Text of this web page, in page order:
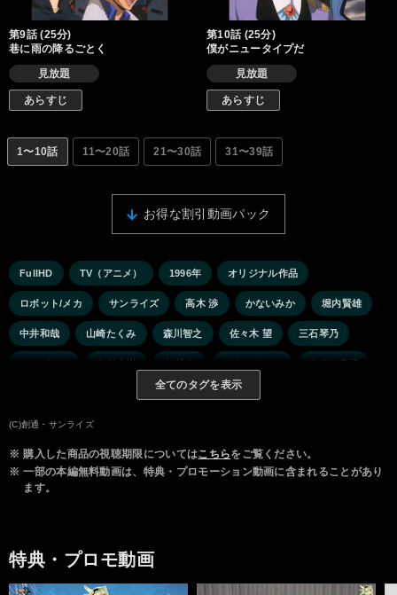
第9話 (25分)
巷に雨の降るごとく
見放題
あらすじ
第10話 (25分)
僕がニュータイプだ
見放題
あらすじ
1〜10話 11〜20話 21〜30話 31〜39話
お得な割引動画パック
FullHD TV（アニメ） 1996年 オリジナル作品
ロボット/メカ サンライズ 高木 渉 かないみか 堀内賢雄
中井和哉 山崎たくみ 森川智之 佐々木 望 三石琴乃
かかずゆみ 中村大樹 中 博史 本多知恵子
長沢美樹 光岡湧太郎
全てのタグを表示
(C)創通・サンライズ
※ 購入した商品の視聴期限についてはこちらをご覧ください。
※ 一部の本編無料動画は、特典・プロモーション動画に含まれることがあり
ます。
特典・プロモ動画